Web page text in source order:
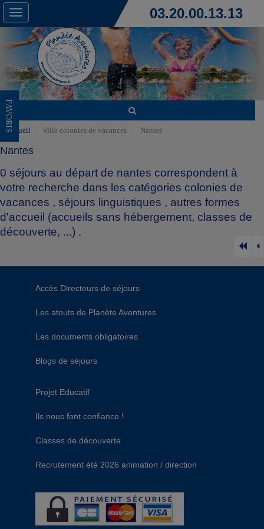
Toggle
navigation
03.20.00.13.13
FAVORIS
Accueil Ville colonies de vacances Nantes
Nantes
0 séjours au départ de nantes correspondent à
votre recherche dans les catégories colonies de
vacances , séjours linguistiques , autres formes
d'accueil (accueils sans hébergement, classes de
découverte, ...) .
Accès Directeurs de séjours
Les atouts de Planète Aventures
Les documents obligatoires
Blogs de séjours
Projet Educatif
Ils nous font confiance !
Classes de découverte
Recrutement été 2026 animation / direction